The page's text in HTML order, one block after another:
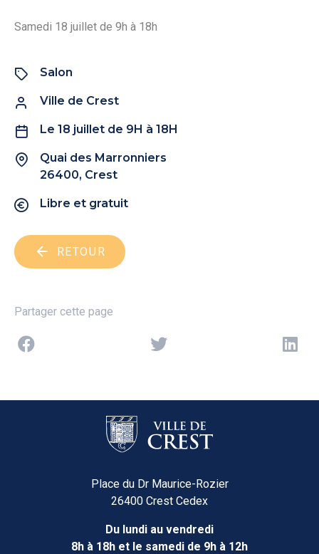
Samedi 18 juillet de 9h à 18h
Salon
Ville de Crest
Le 18 juillet de 9H à 18H
Quai des Marronniers
26400, Crest
Libre et gratuit
RETOUR
Partager cette page
Place du Dr Maurice-Rozier
26400 Crest Cedex
Du lundi au vendredi
8h à 18h et le samedi de 9h à 12h